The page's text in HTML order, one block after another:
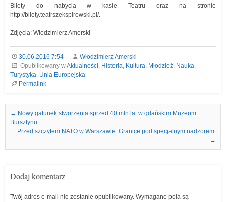
Bilety do nabycia w kasie Teatru oraz na stronie
http://bilety.teatrszekspirowski.pl/.
Zdjęcia: Włodzimierz Amerski
30.06.2016 7:54
Włodzimierz Amerski
Opublikowany wAktualności, Historia, Kultura, Młodzież, Nauka,
Turystyka, Unia Europejska
Permalink
Nawigacja we wpisach
← Nowy gatunek stworzenia sprzed 40 mln lat w gdańskim Muzeum
Bursztynu
Przed szczytem NATO w Warszawie. Granice pod specjalnym nadzorem.
→
Dodaj komentarz
Twój adres e-mail nie zostanie opublikowany. Wymagane pola są